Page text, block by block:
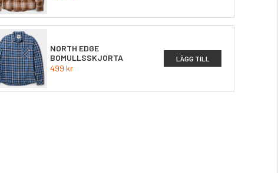
NORTH EDGE
BOMULLSSKJORTA
499 kr
LÄGG TILL